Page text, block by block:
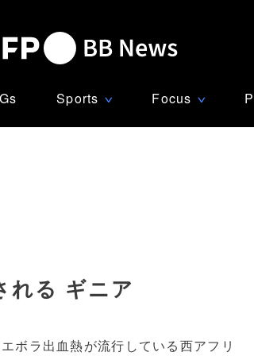
Sports ∨ Focus ∨
れる ギニア
エボラ出血熱が流行している西アフリ